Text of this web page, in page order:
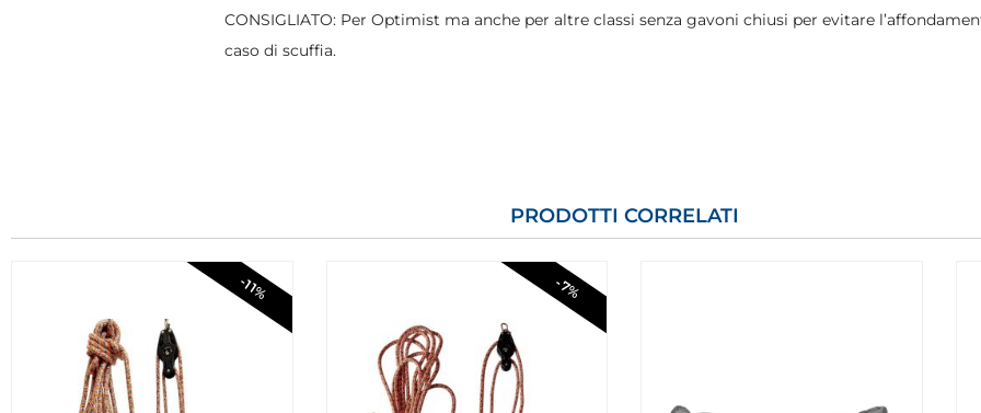
CONSIGLIATO: Per Optimist ma anche per altre classi senza gavoni chiusi per evitare
caso di scuffia.
PRODOTTI CORRELATI
-11% -7%